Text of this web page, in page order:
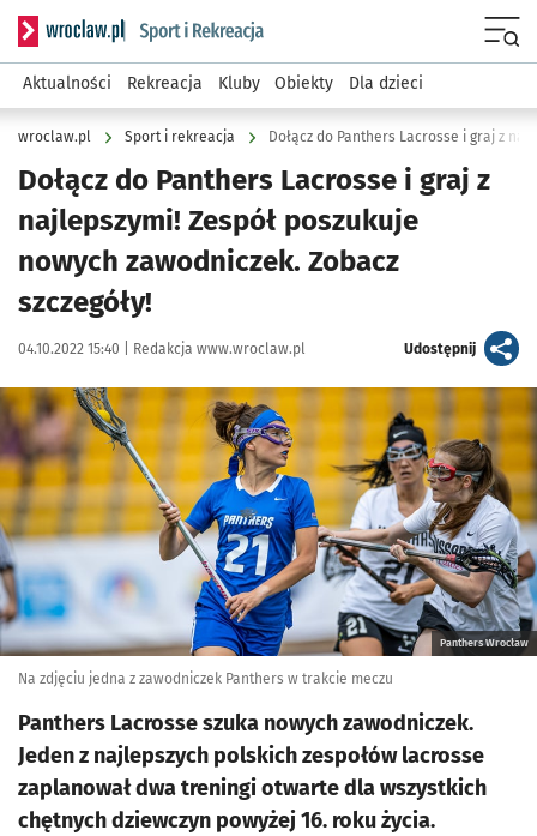
Serwis informacyjny wroclaw.pl podserwis: Sport i rekreacja
Aktualności Rekreacja Kluby Obiekty Dla dzieci
wroclaw.pl Sport i rekreacja
Dołącz do Panthers Lacrosse i graj z
najlepszymi! Zespół poszukuje
nowych zawodniczek. Zobacz
szczegóły!
Data publikacji:
04.10.2022 15:40 | Autor:
Redakcja www.wroclaw.pl Udostępnijartykuł
Kliknij, aby powiększyć
Panthers Wrocław
Na zdjęciu jedna z zawodniczek Panthers w trakcie meczu
Panthers Lacrosse szuka nowych zawodniczek.
Jeden z najlepszych polskich zespołów lacrosse
zaplanował dwa treningi otwarte dla wszystkich
chętnych dziewczyn powyżej 16. roku życia.